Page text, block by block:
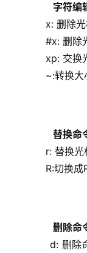
字符编
x: 删除光标
#x: 删除光标
xp: 交换光标
~:转换大
替换命
r: 替换光标
R:切换成
删除命
d: 删除命令